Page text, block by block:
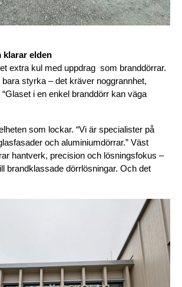
klarar elden
extra kul med uppdrag  som branddörrar.
styrka – det kräver noggrannhet,
i en enkel branddörr kan väga
som lockar. “Vi är specialister på
och aluminiumdörrar.” Väst
hantverk, precision och lösningsfokus –
brandklassade dörrlösningar. Och det